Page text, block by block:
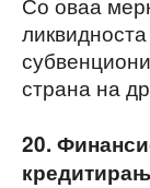
страна на
20.